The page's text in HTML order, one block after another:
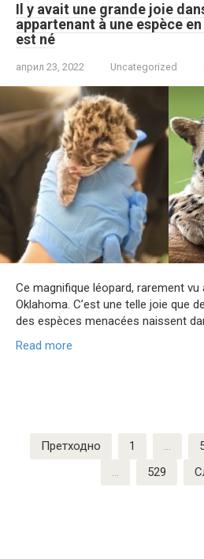
Il y avait une grande joie
appartenant à une espèce
est né
април 23, 2022 Uncategorized
Ce magnifique léopard, rarement
Oklahoma. C’est une telle joie que
des espèces menacées naissent
Read more
Пагинација
чланака
Претходно 1 …
…
529